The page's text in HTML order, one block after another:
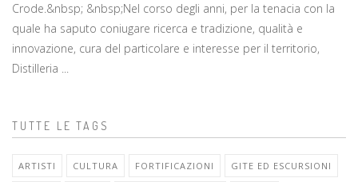
Crode.&nbsp; &nbsp;Nel corso degli anni, per la tenacia con la
quale ha saputo coniugare ricerca e tradizione, qualità e
innovazione, cura del particolare e interesse per il territorio,
Distilleria ...
TUTTE LE TAGS
ARTISTI CULTURA FORTIFICAZIONI GITE ED ESCURSIONI